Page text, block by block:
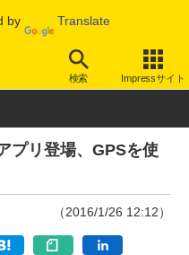
by Translate
検索 Impressサイト
サービス ショッピング/オ
プリ登場、GPSを使
（2016/1/26 12:12）